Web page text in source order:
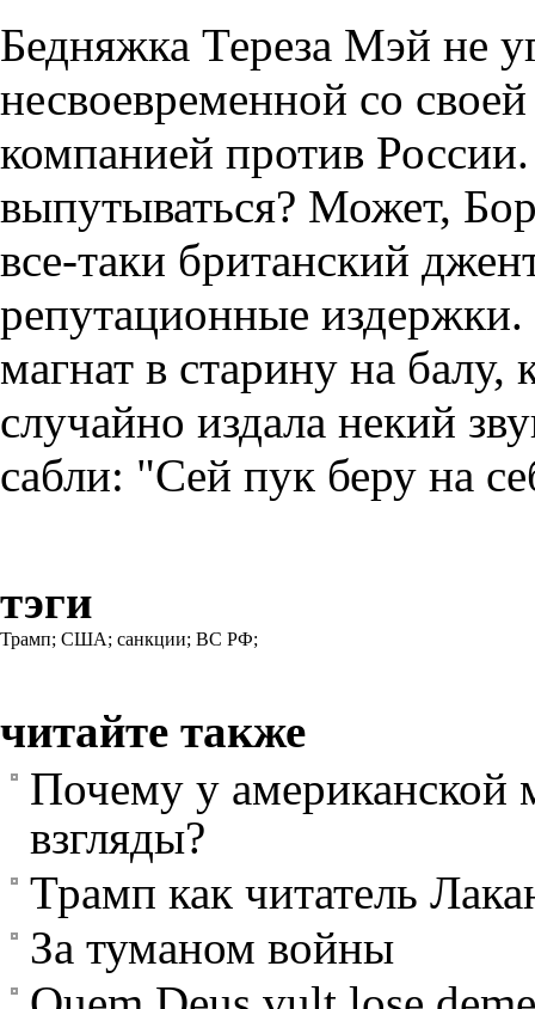
Бедняжка Тереза Мэй не
несвоевременной со
компанией против
выпутываться? Может,
все-таки британский
репутационные
магнат в старину на балу,
случайно издала некий
сабли: "Сей пук беру на
тэги
Трамп; США; санкции; ВС РФ;
читайте также
Почему у американской
взгляды?
Трамп как читатель
За туманом войны